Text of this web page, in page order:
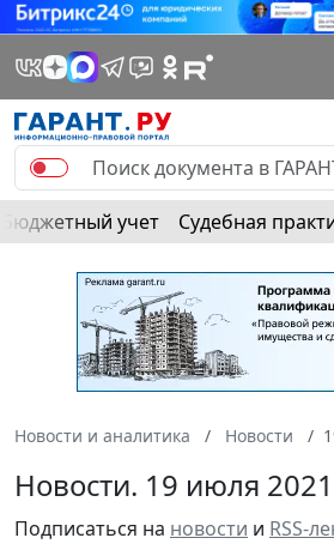
Бюджетный учет Судебная
Новости и аналитика Новости
Новости. 19 июля 2021
Подписаться на новости и RSS-